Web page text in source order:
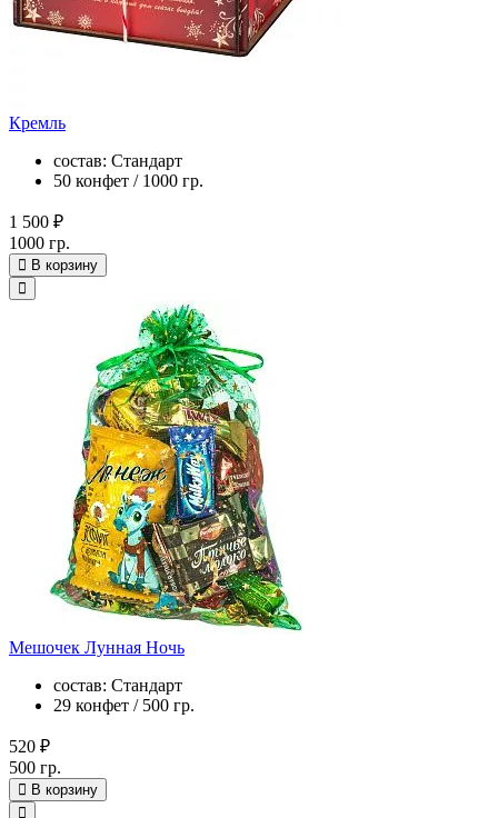
Кремль
состав: Стандарт
50 конфет / 1000 гр.
1 500 ₽
1000 гр.
В корзину
Мешочек Лунная Ночь
состав: Стандарт
29 конфет / 500 гр.
520 ₽
500 гр.
В корзину